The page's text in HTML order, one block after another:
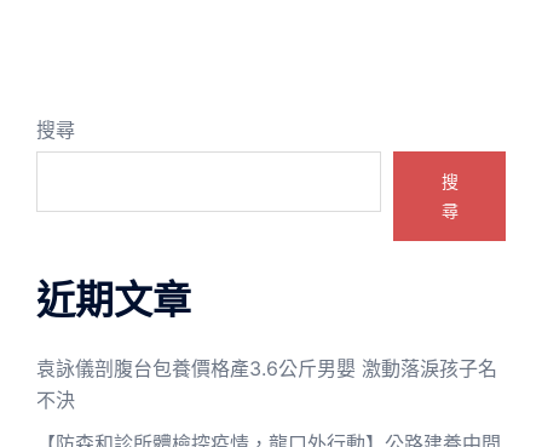
搜尋
搜
尋
近期文章
袁詠儀剖腹台包養價格產3.6公斤男嬰 激動落淚孩子名
不決